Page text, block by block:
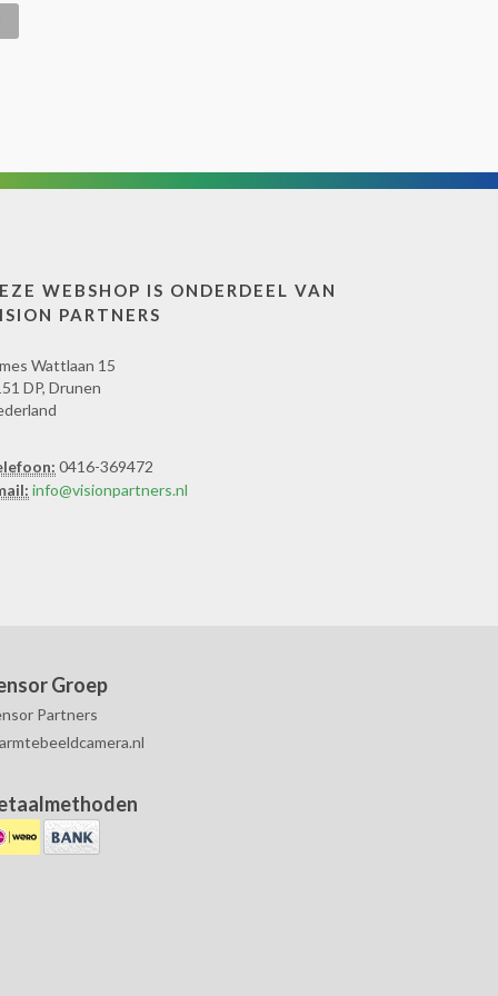
WEBSHOP IS ONDERDEEL VAN
PARTNERS
Wattlaan 15
DP, Drunen
0416-369472
info@visionpartners.nl
Groep
Partners